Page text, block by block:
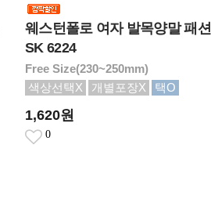
웨스턴폴로 여자 발목양말 패션
SK 6224
Free Size(230~250mm)
색상선택X
개별포장X 택O
1,620원
0